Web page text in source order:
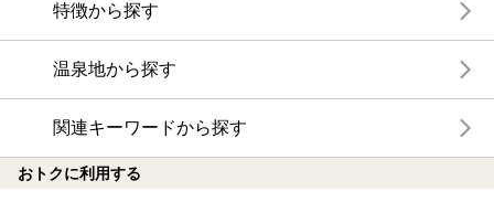
特徴から探す
温泉地から探す
関連キーワードから探す
おトクに利用する